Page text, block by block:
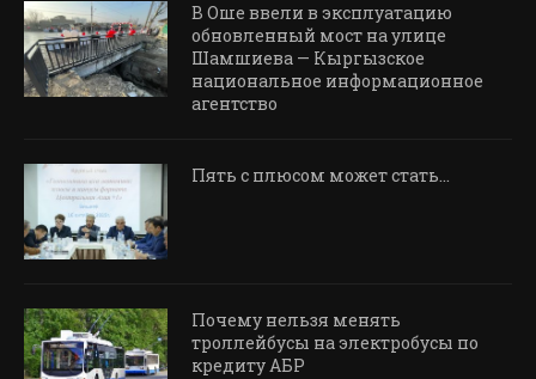
В Оше ввели в эксплуатацию
обновленный мост на улице
Шамшиева — Кыргызское
национальное информационное
агентство
Пять с плюсом может стать…
Почему нельзя менять
троллейбусы на электробусы по
кредиту АБР